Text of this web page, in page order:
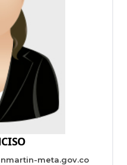
meta.gov.co